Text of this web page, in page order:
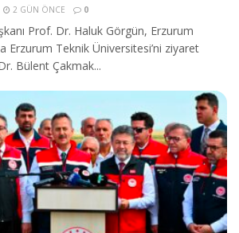
2 GÜN ÖNCE 0
Prof. Dr. Haluk Görgün, Erzurum
Erzurum Teknik Üniversitesi’ni ziyaret
Bülent Çakmak...